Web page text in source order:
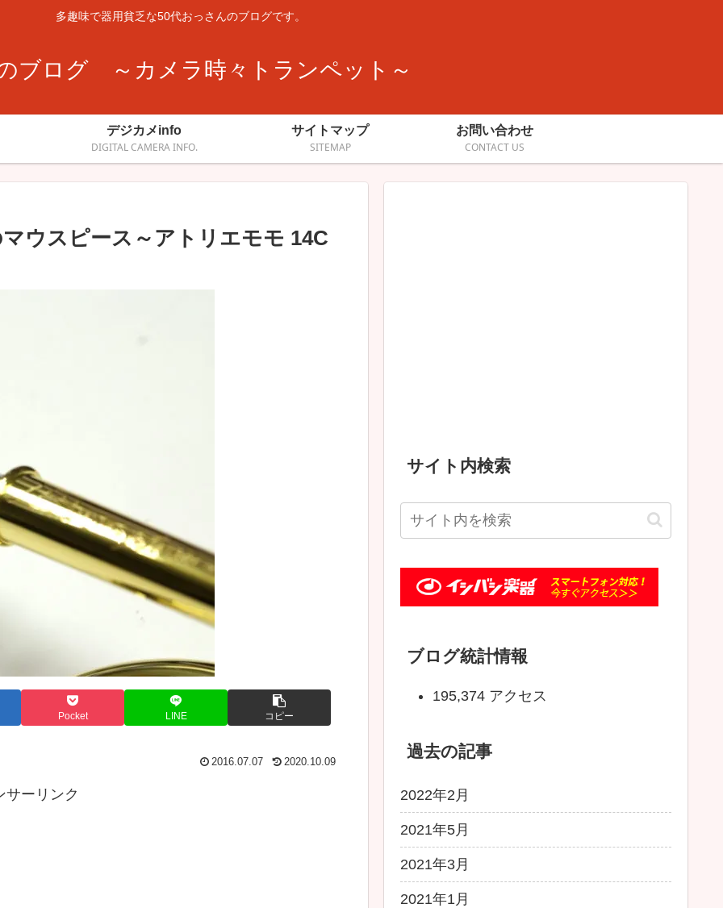
多趣味で器用貧乏な50代おっさんのブログです。
ブログ ～カメラ時々トランペット～
デジカメinfo
DIGITAL CAMERA INFO.
サイトマップ
SITEMAP
お問い合わせ
CONTACT US
ウスピース～アトリエモモ 14C
Pocket LINE コピー
2016.07.07 2020.10.09
サーリンク
サイト内検索
ブログ統計情報
195,374 アクセス
過去の記事
2022年2月
2021年5月
2021年3月
2021年1月